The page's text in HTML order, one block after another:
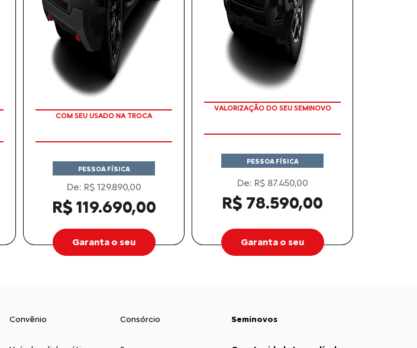
COM SEU USADO NA TROCA
PESSOA FÍSICA
De: R$ 129.890,00
R$ 119.690,00
Garanta o seu
VALORIZAÇÃO DO SEU SEMINOVO
PESSOA FÍSICA
De: R$ 87.450,00
R$ 78.590,00
Garanta o seu
Convênio Consórcio Seminovos